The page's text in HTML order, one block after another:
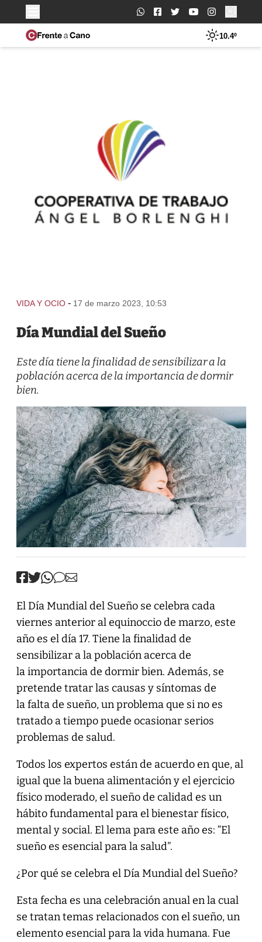
Buscar:
10.4º
VIDA Y OCIO - 17 de marzo 2023, 10:53
Día Mundial del Sueño
Este día tiene la finalidad de sensibilizar a la
población acerca de la importancia de dormir
bien.
El Día Mundial del Sueño se celebra cada
viernes anterior al equinoccio de marzo, este
año es el día 17. Tiene la finalidad de
sensibilizar a la población acerca de
la importancia de dormir bien. Además, se
pretende tratar las causas y síntomas de
la falta de sueño, un problema que si no es
tratado a tiempo puede ocasionar serios
problemas de salud.
Todos los expertos están de acuerdo en que, al
igual que la buena alimentación y el ejercicio
físico moderado, el sueño de calidad es un
hábito fundamental para el bienestar físico,
mental y social. El lema para este año es: “El
sueño es esencial para la salud”.
¿Por qué se celebra el Día Mundial del Sueño?
Esta fecha es una celebración anual en la cual
se tratan temas relacionados con el sueño, un
elemento esencial para la vida humana. Fue